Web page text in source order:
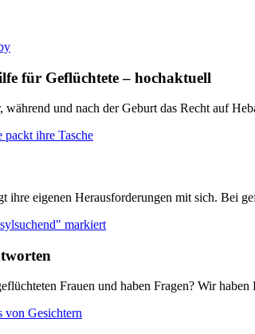
für Geflüchtete – hochaktuell
während und nach der Geburt das Recht auf
ihre eigenen Herausforderungen mit sich. Bei
Frauen und haben Fragen? Wir